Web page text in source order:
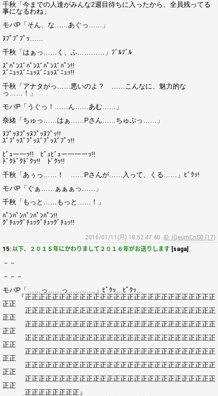
千秋「今までの人達がみんな2週目待ちに入ったから、全員残ってる
事になるわね」
モバP「そん、な……あぐっ……」
ﾇﾌﾟﾌﾟﾌﾟｯ……
千秋「はぁっ……く、ふ…………」ﾌﾞﾙﾌﾞﾙ
ｽﾞﾊﾟﾝｽﾞﾊﾟﾝｽﾞﾊﾟﾝｽﾞﾊﾟﾝ!!
ｽﾞﾆｭｯｽﾞﾆｭｯｽﾞﾆｭｯｽﾞﾆｭｯ!!
千秋「アナタがっ……悪いのよ？ ……こんなに、魅力的な
っ……！」
モバP「うぐっ！……ん……あむ……」
奈緒「ちゅっ……はぁ……Pさん……ちゅぷっ……」
ﾇﾌﾟｯﾇﾌﾟｯﾇﾌﾟｯﾇﾌﾟｯ!!
ｽﾞﾌﾟｯｽﾞﾌﾟｯｽﾞﾌﾟｯｽﾞﾌﾟｯ!!
ﾋﾞｭーーｯ!! ﾋﾞｭﾋﾞｭーーーーｯ!!
ﾄﾞｸﾄﾞｸﾄﾞｸｯ!! ﾄﾞｸｯ!!
千秋「あぅっ……！ ……Pさんが……入って、くる……」ﾋﾞｸｯ!
モバP「ぐぁ……ぁぁぁっ……」
千秋「もっと……もっと……！」
ﾊﾟﾝﾊﾟﾝﾊﾟﾝﾊﾟﾝﾊﾟﾝ!!
ｸﾞﾁｭｯｸﾞﾁｭｯｸﾞﾁｭｯｸﾞﾁｭｯ!!
2016/01/11(月) 18:52:47.40
ID: iQeumCnS0 (17)
15: 以下、２０１５年にかわりまして２０１６年がお送りします [saga]
－－
－－－
モバP「……っ……っ…………」ﾋﾟｸｯ…ﾋﾟｸｯ…
『正正正正正正正正正正正正正正正正正正正正正正正正正正正正
正正
正正正正正正正正正正正正正正正正正正正正正正正正正正正正
正正
正正正正正正正正正正正正正正正正正正正正正正正正正正正正
正正
正正正正正正正正正正正正正正正正正正正正正正正正正正正正
正正
正正正正正正正正正正正正正正正正正正正正正正正正正正正正
正正
正正正正正正正正正正正正正正正正正正正正正正正正正正正正
正正
正正正正正正正正正正正正正正正正正正正正正正正正正正正正
正正
正正正正正正正正』